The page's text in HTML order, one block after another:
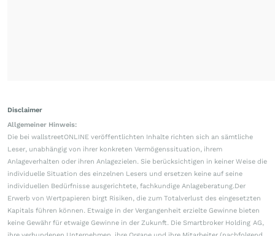
Disclaimer
Allgemeiner Hinweis:
Die bei wallstreetONLINE veröffentlichten Inhalte richten sich an sämtliche
Leser, unabhängig von ihrer konkreten Vermögenssituation, ihrem
Anlageverhalten oder ihren Anlagezielen. Sie berücksichtigen in keiner Weise die
individuelle Situation des einzelnen Lesers und ersetzen keine auf seine
individuellen Bedürfnisse ausgerichtete, fachkundige Anlageberatung.Der
Erwerb von Wertpapieren birgt Risiken, die zum Totalverlust des eingesetzten
Kapitals führen können. Etwaige in der Vergangenheit erzielte Gewinne bieten
keine Gewähr für etwaige Gewinne in der Zukunft. Die Smartbroker Holding AG,